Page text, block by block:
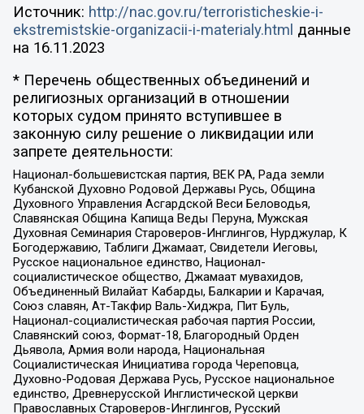
Источник: http://nac.gov.ru/terroristicheskie-i-
ekstremistskie-organizacii-i-materialy.html данные
на 16.11.2023
* Перечень общественных объединений и
религиозных организаций в отношении
которых судом принято вступившее в
законную силу решение о ликвидации или
запрете деятельности:
Национал-большевистская партия, ВЕК РА, Рада земли
Кубанской Духовно Родовой Державы Русь, Община
Духовного Управления Асгардской Веси Беловодья,
Славянская Община Капища Веды Перуна, Мужская
Духовная Семинария Староверов-Инглингов, Нурджулар, К
Богодержавию, Таблиги Джамаат, Свидетели Иеговы,
Русское национальное единство, Национал-
социалистическое общество, Джамаат мувахидов,
Объединенный Вилайат Кабарды, Балкарии и Карачая,
Союз славян, Ат-Такфир Валь-Хиджра, Пит Буль,
Национал-социалистическая рабочая партия России,
Славянский союз, Формат-18, Благородный Орден
Дьявола, Армия воли народа, Национальная
Социалистическая Инициатива города Череповца,
Духовно-Родовая Держава Русь, Русское национальное
единство, Древнерусской Инглистической церкви
Православных Староверов-Инглингов, Русский